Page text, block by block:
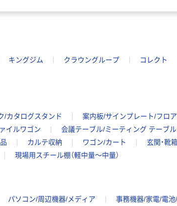
キングジム クラウングループ コレクト
/カタログスタンド 案内板/サインプレート/フロ
イルワゴン 会議テーブル/ミーティング テーブル
カルテ収納 ワゴン/カート 玄関・靴
現場用スチール棚（軽中量～中量）
パソコン/周辺機器/メディア 事務機器/家電/電池